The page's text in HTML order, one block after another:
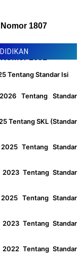
1807
Tentang Standar Isi
Tentang Standar
Tentang SKL (Standar
Tentang Standar
Tentang Standar
Tentang Standar
Tentang Standar
Tentang Standar